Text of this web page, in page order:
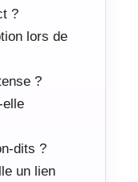
?
lors de
?
elle
dits ?
un lien